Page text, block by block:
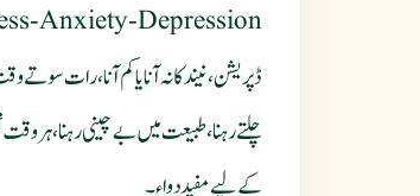
Anxiety-Depression.
ڈپریشن، نیند کا نہ آنا یا کم آنا، رات
چلتے رہنا، طبیعت میں بے چینی رہنا، ہر
کےلیے مفید دواء۔